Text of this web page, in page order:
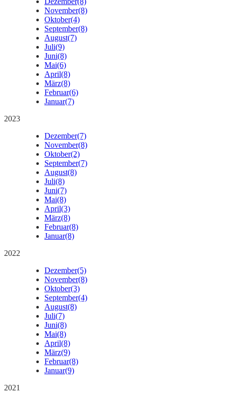
November(8)
Oktober(4)
September(8)
August(7)
Juli(9)
Juni(8)
Mai(6)
April(8)
März(8)
Februar(6)
Januar(7)
2023
Dezember(7)
November(8)
Oktober(2)
September(7)
August(8)
Juli(8)
Juni(7)
Mai(8)
April(3)
März(8)
Februar(8)
Januar(8)
2022
Dezember(5)
November(8)
Oktober(3)
September(4)
August(8)
Juli(7)
Juni(8)
Mai(8)
April(8)
März(9)
Februar(8)
Januar(9)
2021